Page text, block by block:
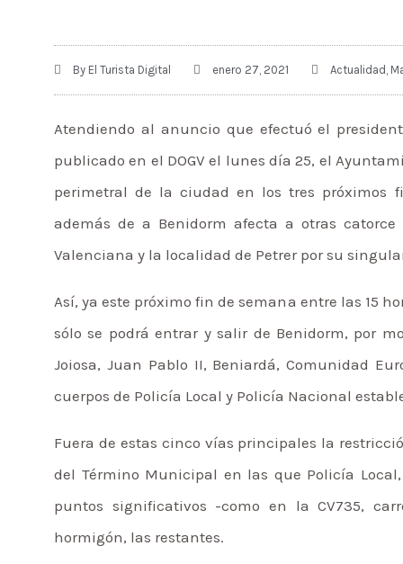
By El Turista Digital enero 27, 2021 Actualidad
Atendiendo al anuncio que efectuó el
publicado en el DOGV el lunes día 25, el
perimetral de la ciudad en los tres próximos
además de a Benidorm afecta a otras
Valenciana y la localidad de Petrer por su
Así, ya este próximo fin de semana entre las 15
sólo se podrá entrar y salir de Benidorm, por
Joiosa, Juan Pablo II, Beniardá, Comunidad
cuerpos de Policía Local y Policía Nacional
Fuera de estas cinco vías principales la
del Término Municipal en las que Policía
puntos significativos -como en la CV735,
hormigón, las restantes.